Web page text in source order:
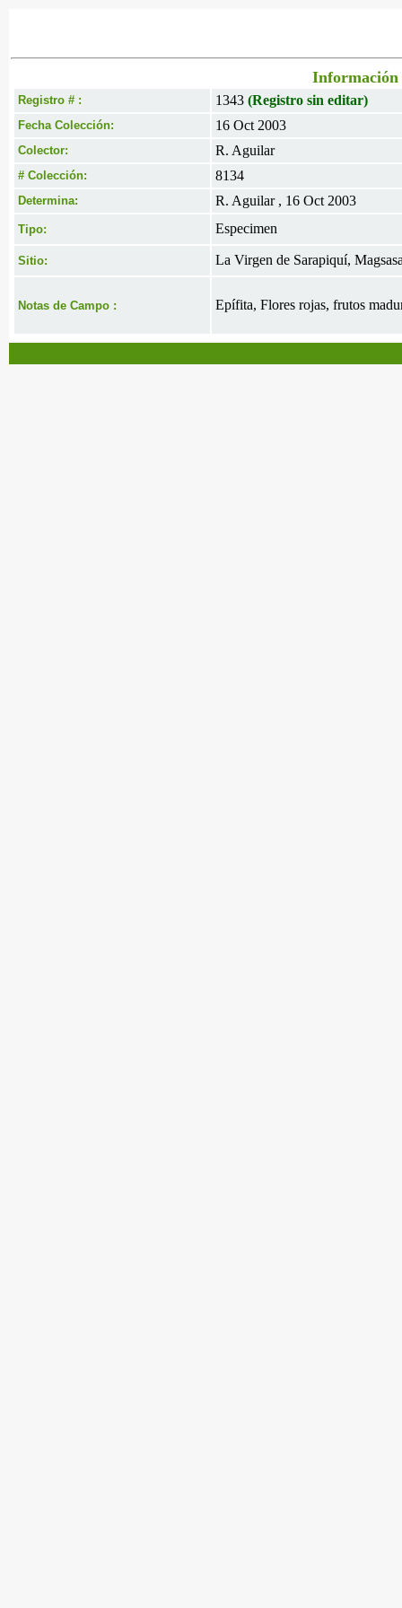
Información
Registro # : 1343 (Registro sin editar)
Fecha Colección: 16 Oct 2003
Colector: R. Aguilar
# Colección: 8134
Determina: R. Aguilar , 16 Oct 2003
Tipo: Especimen
Sitio: La Virgen de Sarapiquí,
Notas de Campo : Epífita, Flores rojas, frutos